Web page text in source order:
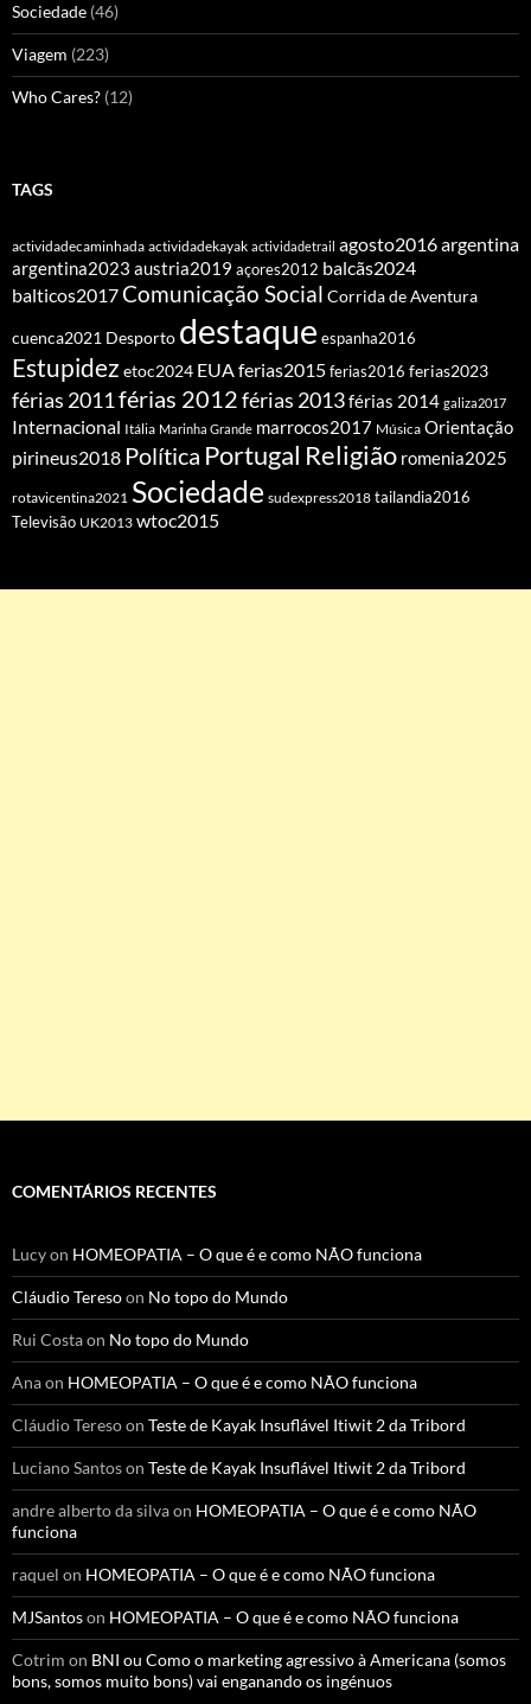
Sociedade (46)
Viagem (223)
Who Cares? (12)
TAGS
actividadecaminhada actividadekayak actividadetrail agosto2016argentina
argentina2023 austria2019 açores2012 balcãs2024
balticos2017Comunicação Social Corrida de Aventura
cuenca2021 Desporto destaque espanha2016
Estupidez etoc2024 EUAferias2015ferias2016 ferias2023
férias 2011férias 2012férias 2013férias 2014 galiza2017
Internacional Itália Marinha Grande marrocos2017 Música Orientação
pirineus2018 Política Portugal Religião romenia2025
rotavicentina2021 Sociedade sudexpress2018 tailandia2016
Televisão UK2013 wtoc2015
COMENTÁRIOS RECENTES
Lucyon HOMEOPATIA – O que é e como NÃO funciona
Cláudio Teresoon No topo do Mundo
Rui Costaon No topo do Mundo
Anaon HOMEOPATIA – O que é e como NÃO funciona
Cláudio Teresoon Teste de Kayak Insuflável Itiwit 2 da Tribord
Luciano Santoson Teste de Kayak Insuflável Itiwit 2 da Tribord
andre alberto da silvaon HOMEOPATIA – O que é e como NÃO
funciona
raquel on HOMEOPATIA – O que é e como NÃO funciona
MJSantoson HOMEOPATIA – O que é e como NÃO funciona
Cotrim on BNI ou Como o marketing agressivo à Americana (somos
bons, somos muito bons) vai enganando os ingénuos